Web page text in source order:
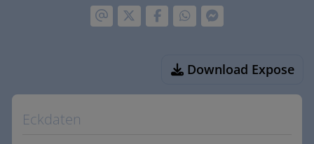
Download Expose
Eckdaten